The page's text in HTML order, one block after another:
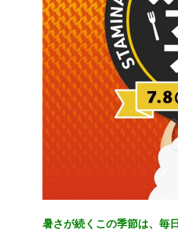
暑さが続くこの季節は、毎